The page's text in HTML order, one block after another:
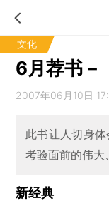
文化
6月荐书－
2007年06月10日
此书让人切身
考验面前的伟大
新经典